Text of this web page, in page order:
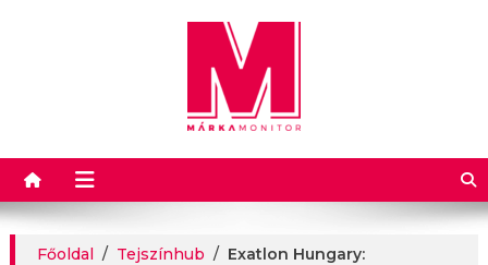
Márkamonitor
Főoldal / Tejszínhub / Exatlon Hungary: